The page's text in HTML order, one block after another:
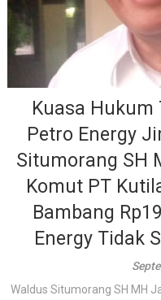
Kuasa Hukum
Petro Energy
Situmorang SH
Komut PT
Bambang
Energy Tidak
Waldus Situmorang SH MH